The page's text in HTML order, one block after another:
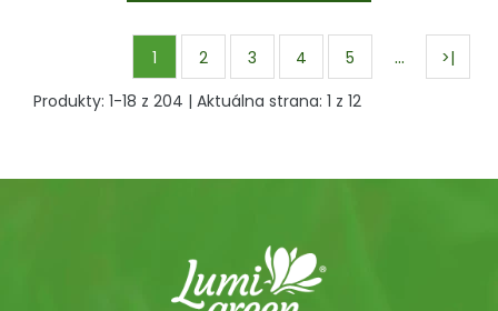
1 2 3 4 5 …
>|
Produkty: 1-18 z 204 | Aktuálna strana: 1 z 12